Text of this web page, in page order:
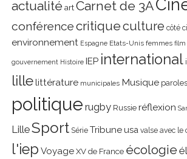
actualité art Carnet de 3A
conférencecritiqueculture côté
environnement Espagne Etats-Unis femmes film
gouvernement Histoire IEP international
lillelittérature municipales Musique
politique rugby Russie réflexion
LilleSport Série Tribune usa valse avec le
l'iep Voyage XV de France écologie